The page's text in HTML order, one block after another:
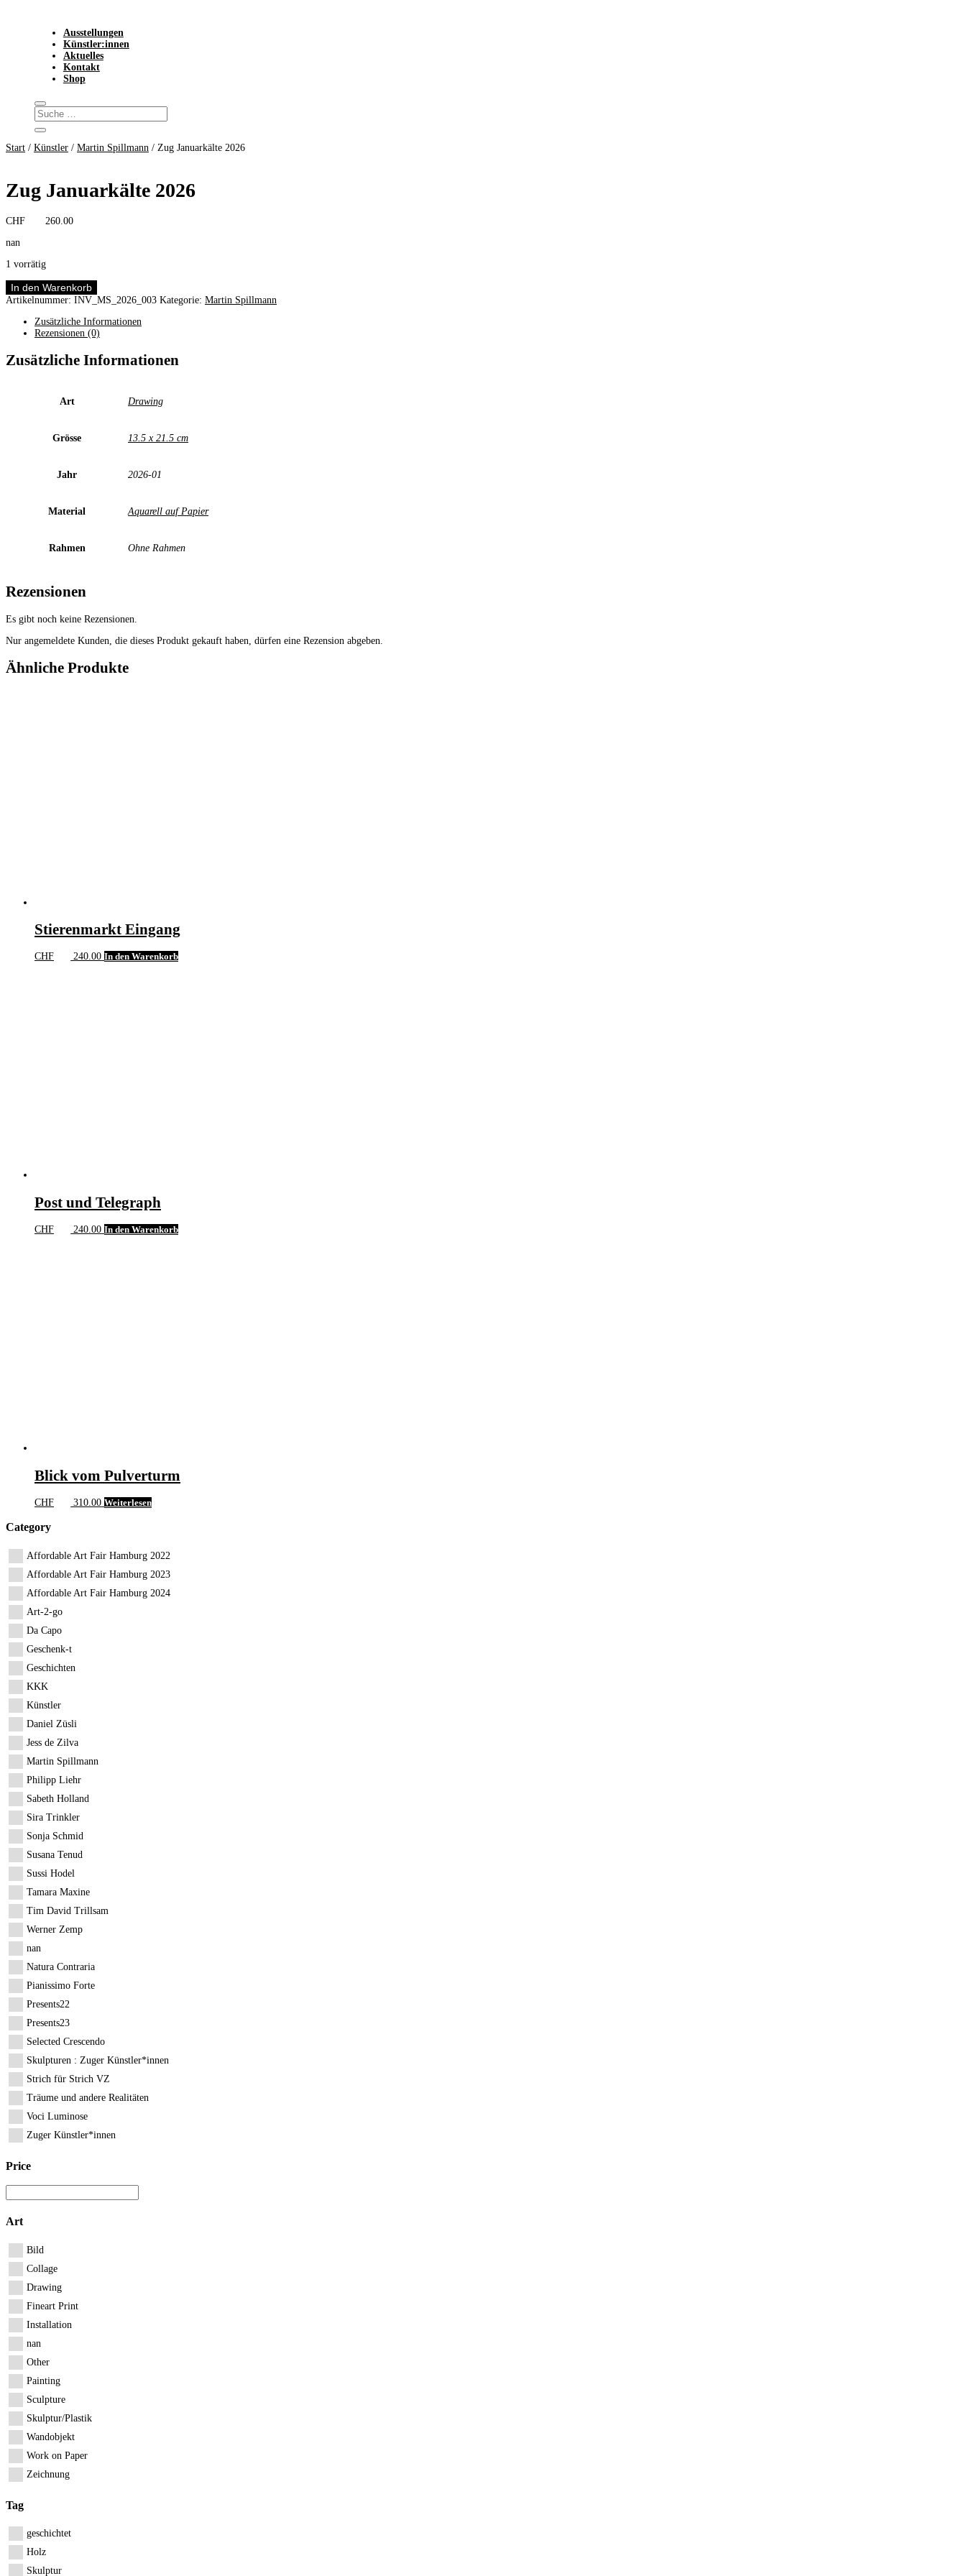
Ausstellungen
Künstler:innen
Aktuelles
Kontakt
Shop
Start / Künstler / Martin Spillmann / Zug Januarkälte 2026
Zug Januarkälte 2026
CHF
260.00
nan
1 vorrätig
Zug
Januarkälte
Menge
In den Warenkorb
Artikelnummer: INV_MS_2026_003 Kategorie: Martin Spillmann
Zusätzliche Informationen
Rezensionen (0)
Zusätzliche Informationen
Art Drawing
Grösse 13.5 x 21.5 cm
Jahr 2026-01
Material Aquarell auf Papier
Rahmen Ohne Rahmen
Rezensionen
Es gibt noch keine Rezensionen.
Nur angemeldete Kunden, die dieses Produkt gekauft haben, dürfen eine Rezension abgeben.
Ähnliche Produkte
Stierenmarkt Eingang
CHF 240.00 In den Warenkorb
Post und Telegraph
CHF 240.00 In den Warenkorb
Blick vom Pulverturm
CHF 310.00 Weiterlesen
Category
Affordable Art Fair Hamburg 2022
Affordable Art Fair Hamburg 2023
Affordable Art Fair Hamburg 2024
Art-2-go
Da Capo
Geschenk-t
Geschichten
KKK
Künstler
Daniel Züsli
Jess de Zilva
Martin Spillmann
Philipp Liehr
Sabeth Holland
Sira Trinkler
Sonja Schmid
Susana Tenud
Sussi Hodel
Tamara Maxine
Tim David Trillsam
Werner Zemp
nan
Natura Contraria
Pianissimo Forte
Presents22
Presents23
Selected Crescendo
Skulpturen : Zuger Künstler*innen
Strich für Strich VZ
Träume und andere Realitäten
Voci Luminose
Zuger Künstler*innen
Price
Art
Bild
Collage
Drawing
Fineart Print
Installation
nan
Other
Painting
Sculpture
Skulptur/Plastik
Wandobjekt
Work on Paper
Zeichnung
Tag
geschichtet
Holz
Skulptur